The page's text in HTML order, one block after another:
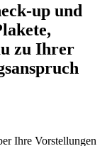
up und
zu Ihrer
Ihre Vorstellungen